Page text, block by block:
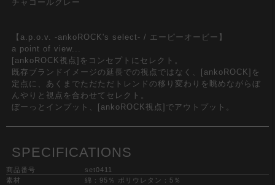
チャコールグレー
【a.p.o.v. -ankoROCK's select- / エーピーオービー】
a point of view...
[ankoROCK視点]をコンセプトにセレクト。
既存ブランドイメージの延長での視点ではなく、[ankoROCK]を
定点に、あくまでただただトレンドの移り変わりを眺めながらぼ
んやりと視点を合わせてセレクト。
ぼーっとインプット、[ankoROCK視点]でアウトプット。
SPECIFICATIONS
商品番号
set0411
素材
綿：95％ ポリウレタン：5％